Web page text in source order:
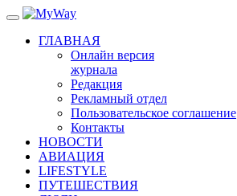
ГЛАВНАЯ
Онлайн версия
журнала
Редакция
Рекламный отдел
Пользовательское соглашение
Контакты
НОВОСТИ
АВИАЦИЯ
LIFESTYLE
ПУТЕШЕСТВИЯ